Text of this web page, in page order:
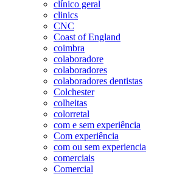
clínico geral
clinics
CNC
Coast of England
coimbra
colaboradore
colaboradores
colaboradores dentistas
Colchester
colheitas
colorretal
com e sem experiência
Com experiência
com ou sem experiencia
comerciais
Comercial